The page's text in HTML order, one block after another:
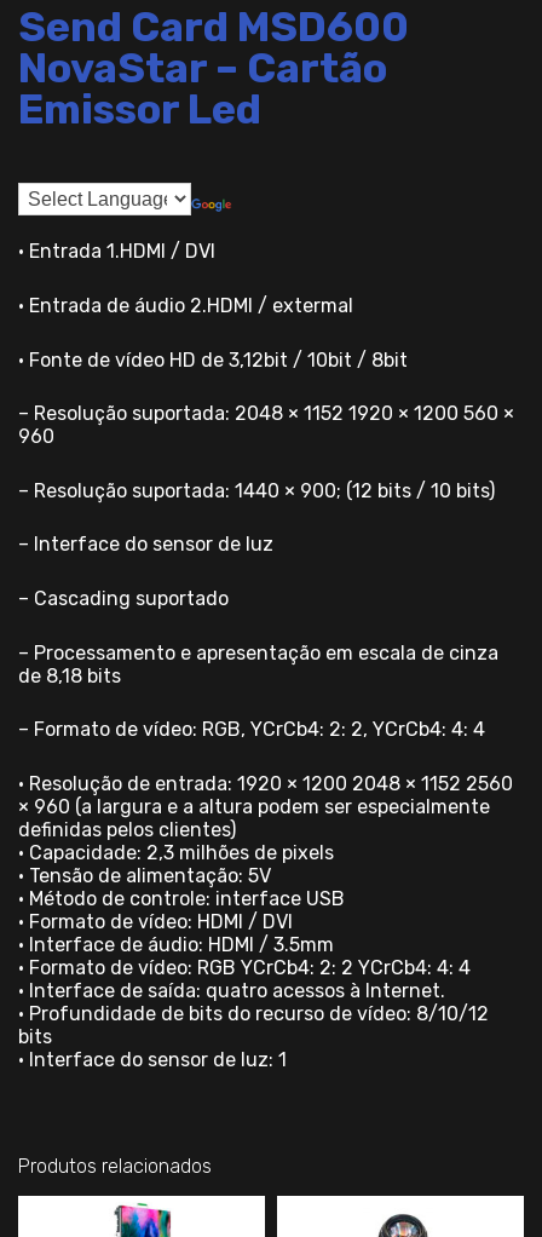
Send Card MSD600
NovaStar – Cartão
Emissor Led
• Entrada 1.HDMI / DVI
• Entrada de áudio 2.HDMI / extermal
• Fonte de vídeo HD de 3,12bit / 10bit / 8bit
– Resolução suportada: 2048 × 1152 1920 × 1200 560 ×
960
– Resolução suportada: 1440 × 900; (12 bits / 10 bits)
– Interface do sensor de luz
– Cascading suportado
– Processamento e apresentação em escala de cinza
de 8,18 bits
– Formato de vídeo: RGB, YCrCb4: 2: 2, YCrCb4: 4: 4
• Resolução de entrada: 1920 × 1200 2048 × 1152 2560
× 960 (a largura e a altura podem ser especialmente
definidas pelos clientes)
• Capacidade: 2,3 milhões de pixels
• Tensão de alimentação: 5V
• Método de controle: interface USB
• Formato de vídeo: HDMI / DVI
• Interface de áudio: HDMI / 3.5mm
• Formato de vídeo: RGB YCrCb4: 2: 2 YCrCb4: 4: 4
• Interface de saída: quatro acessos à Internet.
• Profundidade de bits do recurso de vídeo: 8/10/12
bits
• Interface do sensor de luz: 1
Produtos relacionados